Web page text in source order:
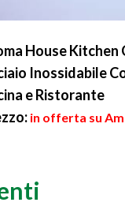
House Kitchen
Inossidabile
e Ristorante
in offerta su